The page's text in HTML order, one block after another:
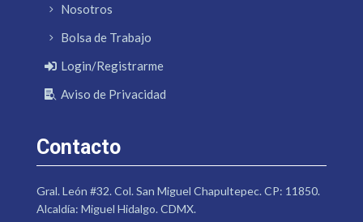
Nosotros
Bolsa de Trabajo
Login/Registrarme
Aviso de Privacidad
Contacto
Gral. León #32. Col. San Miguel Chapultepec. CP: 11850.
Alcaldía: Miguel Hidalgo. CDMX.